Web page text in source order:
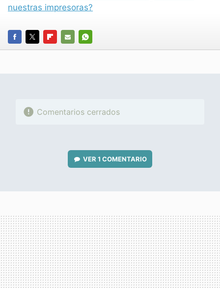
nuestras impresoras?
FACEBOOK
TWITTERFLIPBOARD
E-
WHATSAPP
Comentarios cerrados
VER 1 COMENTARIO